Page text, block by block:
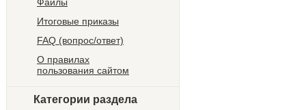
Итоговые приказы
FAQ (вопрос/ответ)
О правилах
пользования сайтом
Категории раздела